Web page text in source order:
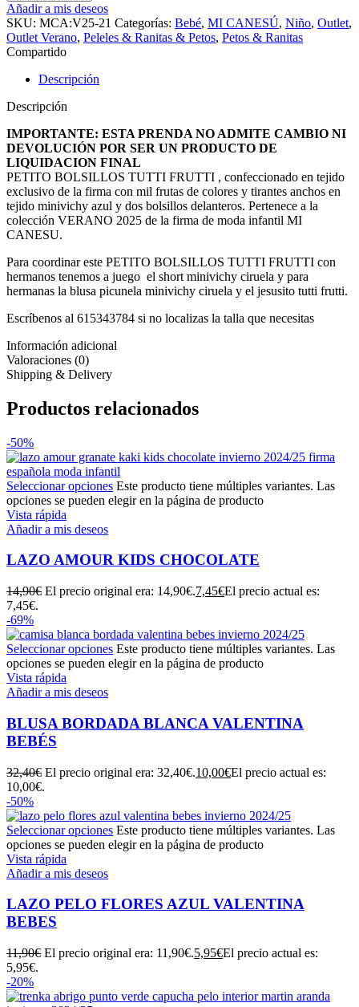
Añadir a mis deseos
SKU: MCA:V25-21 Categorías: Bebé, MI CANESÚ, Niño, Outlet,
Outlet Verano, Peleles & Ranitas & Petos, Petos & Ranitas
Compartido
Descripción
Descripción
IMPORTANTE: ESTA PRENDA NO ADMITE CAMBIO NI
DEVOLUCIÓN POR SER UN PRODUCTO DE
LIQUIDACION FINAL
PETITO BOLSILLOS TUTTI FRUTTI , confeccionado en tejido
exclusivo de la firma con mil frutas de colores y tirantes anchos en
tejido minivichy azul y dos bolsillos delanteros. Pertenece a la
colección VERANO 2025 de la firma de moda infantil MI
CANESU.
Para coordinar este PETITO BOLSILLOS TUTTI FRUTTI con
hermanos tenemos a juego el short minivichy ciruela y para
hermanas la blusa picunela minivichy ciruela y el jesusito tutti frutti.
Escríbenos al 615343784 si no localizas la talla que necesitas
Información adicional
Valoraciones (0)
Shipping & Delivery
Productos relacionados
-50%
Seleccionar opciones Este producto tiene múltiples variantes. Las
opciones se pueden elegir en la página de producto
Vista rápida
Añadir a mis deseos
LAZO AMOUR KIDS CHOCOLATE
14,90€ El precio original era: 14,90€.7,45€El precio actual es:
7,45€.
-69%
Seleccionar opciones Este producto tiene múltiples variantes. Las
opciones se pueden elegir en la página de producto
Vista rápida
Añadir a mis deseos
BLUSA BORDADA BLANCA VALENTINA
BEBÉS
32,40€ El precio original era: 32,40€.10,00€El precio actual es:
10,00€.
-50%
Seleccionar opciones Este producto tiene múltiples variantes. Las
opciones se pueden elegir en la página de producto
Vista rápida
Añadir a mis deseos
LAZO PELO FLORES AZUL VALENTINA
BEBES
11,90€ El precio original era: 11,90€.5,95€El precio actual es:
5,95€.
-20%